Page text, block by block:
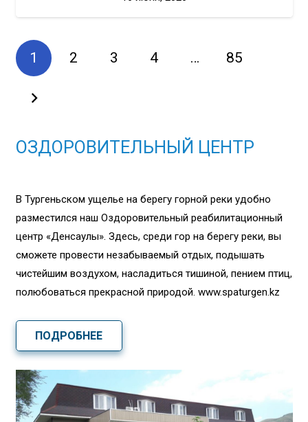
1 2 3 4 … 85
ОЗДОРОВИТЕЛЬНЫЙ ЦЕНТР
В Тургеньском ущелье на берегу горной реки удобно
разместился наш Оздоровительный реабилитационный
центр «Денсаулық». Здесь, среди гор на берегу реки, вы
сможете провести незабываемый отдых, подышать
чистейшим воздухом, насладиться тишиной, пением птиц,
полюбоваться прекрасной природой. www.spaturgen.kz
ПОДРОБНЕЕ